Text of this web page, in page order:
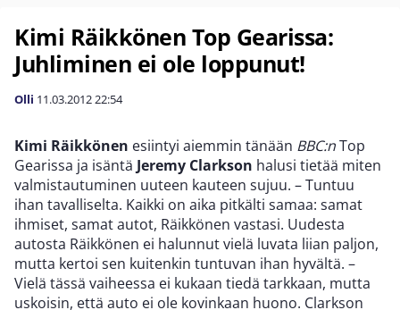
Kimi Räikkönen Top Gearissa:
Juhliminen ei ole loppunut!
Olli 11.03.201222:54
Kimi Räikkönen esiintyi aiemmin tänään BBC:nTop
Gearissa ja isäntä Jeremy Clarkson halusi tietää miten
valmistautuminen uuteen kauteen sujuu. – Tuntuu
ihan tavalliselta. Kaikki on aika pitkälti samaa: samat
ihmiset, samat autot, Räikkönen vastasi. Uudesta
autosta Räikkönen ei halunnut vielä luvata liian paljon,
mutta kertoi sen kuitenkin tuntuvan ihan hyvältä. –
Vielä tässä vaiheessa ei kukaan tiedä tarkkaan, mutta
uskoisin, että auto ei ole kovinkaan huono. Clarkson